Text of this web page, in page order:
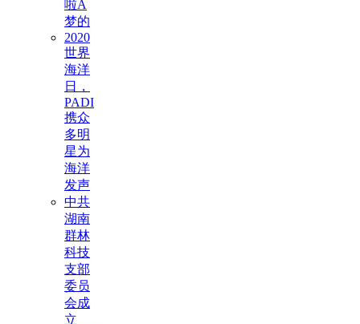
啦A
梦的
2020
世界
海洋
日，
PADI
携众
多明
星为
海洋
发声
中共
湖南
群林
科技
支部
委员
会成
立